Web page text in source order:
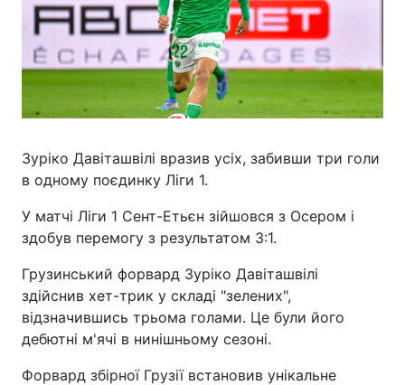
Зуріко Давіташвілі вразив усіх, забивши три голи
в одному поєдинку Ліги 1.
У матчі Ліги 1 Сент-Етьєн зійшовся з Осером і
здобув перемогу з результатом 3:1.
Грузинський форвард Зуріко Давіташвілі
здійснив хет-трик у складі "зелених",
відзначившись трьома голами. Це були його
дебютні м'ячі в нинішньому сезоні.
Форвард збірної Грузії встановив унікальне